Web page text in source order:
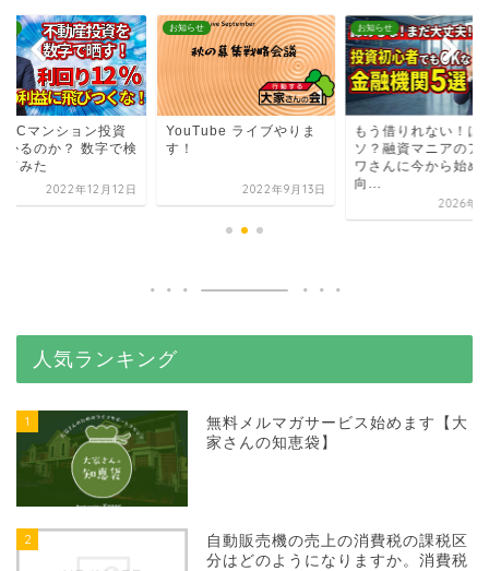
RCマンション投資
かるのか？ 数字で検
てみた
2022年12月12日
お知らせ
YouTube ライブやりま
す！
2022年9月13日
お知らせ
もう借りれない！は
ソ？融資マニアのア
ワさんに今から始め
向...
2026年3
人気ランキング
1
無料メルマガサービス始めます【大
家さんの知恵袋】
2
自動販売機の売上の消費税の課税区
分はどのようになりますか。消費税